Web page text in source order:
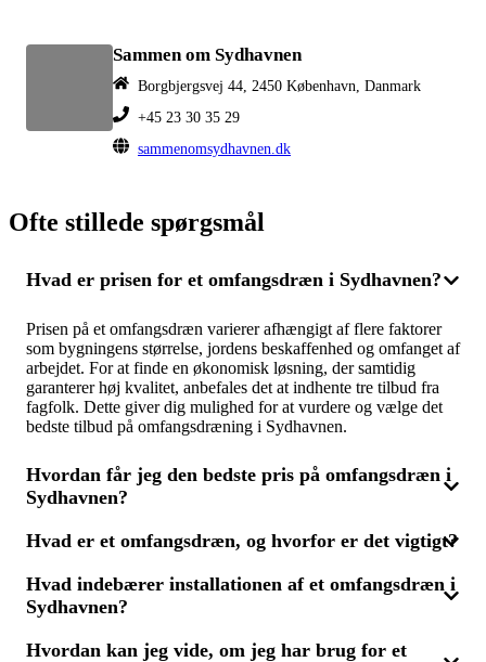
Sammen om Sydhavnen
Borgbjergsvej 44, 2450 København, Danmark
+45 23 30 35 29
sammenomsydhavnen.dk
Ofte stillede spørgsmål
Hvad er prisen for et omfangsdræn i Sydhavnen?
Prisen på et omfangsdræn varierer afhængigt af flere faktorer
som bygningens størrelse, jordens beskaffenhed og omfanget af
arbejdet. For at finde en økonomisk løsning, der samtidig
garanterer høj kvalitet, anbefales det at indhente tre tilbud fra
fagfolk. Dette giver dig mulighed for at vurdere og vælge det
bedste tilbud på omfangsdræning i Sydhavnen.
Hvordan får jeg den bedste pris på omfangsdræn i
Sydhavnen?
For at sikre dig den mest konkurrencedygtige pris på
leverandører. Ved at skaffe tre tilbud, kan du sammenligne
priser og kvalitet og vælge den løsning, der bedst fugtsikrer dit
fordelagtige – det handler om at finde en balance mellem pris
Hvad er et omfangsdræn, og hvorfor er det vigtigt?
Et omfangsdræn er et drænsystem, der installeres rundt om
fundamentet på en bygning for at lede vand væk og forebygge
problemer med fugt eller vandindtrængen, kan et omfangsdræn
Hvad indebærer installationen af et omfangsdræn i
Sydhavnen?
Installation af et omfangsdræn begynder med en grundig
Hvordan kan jeg vide, om jeg har brug for et